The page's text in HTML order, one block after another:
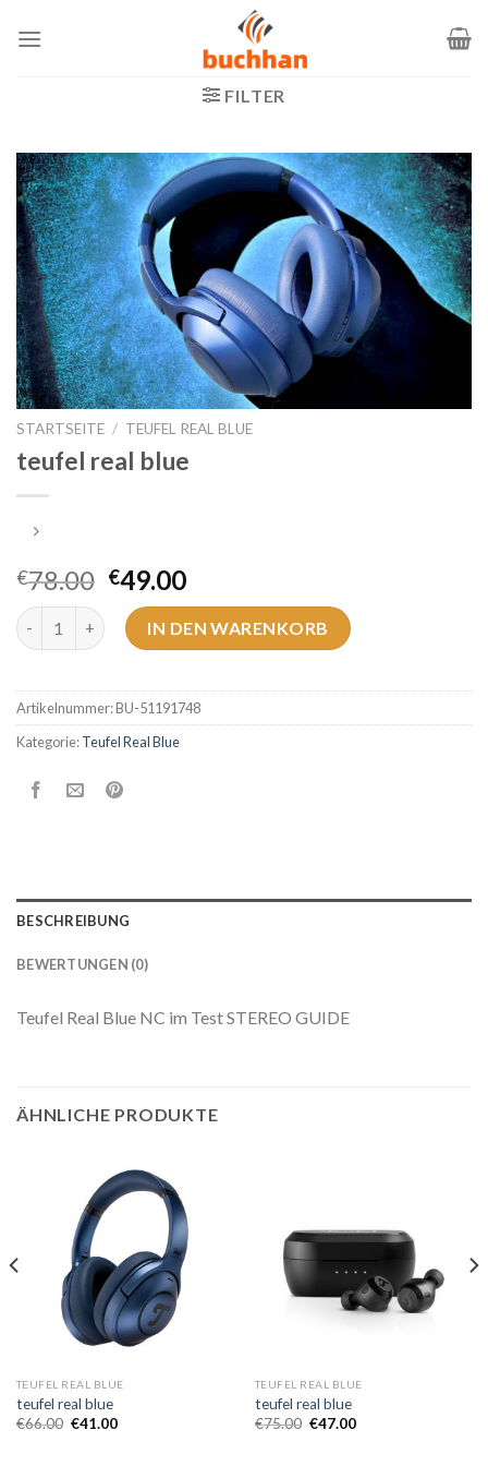
Inhalt
FILTER
STARTSEITE / TEUFEL REAL BLUE
teufel real blue
€78.00 €49.00
teufel real blue MengeIN DEN WARENKORB
Artikelnummer:BU-51191748
Kategorie:Teufel Real Blue
BESCHREIBUNG
BEWERTUNGEN (0)
Teufel Real Blue NC im Test STEREO GUIDE
ÄHNLICHE PRODUKTE
TEUFEL REAL BLUE
teufel real blue
€66.00 €41.00
TEUFEL REAL BLUE
teufel real blue
€75.00 €47.00